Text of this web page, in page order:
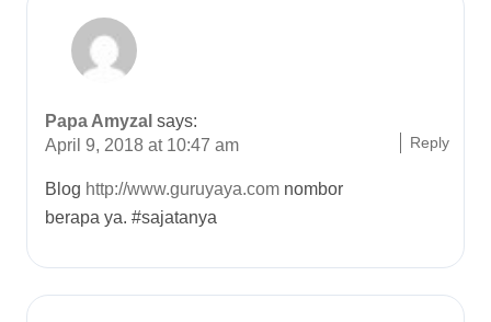
Papa Amyzal says:
April 9, 2018 at 10:47 am
Blog http://www.guruyaya.com nombor
berapa ya. #sajatanya
Reply